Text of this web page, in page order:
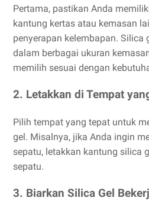
Pertama, pastikan Anda
kantung kertas atau kemasan
penyerapan kelembapan. Silica
dalam berbagai ukuran
memilih sesuai dengan
2. Letakkan di Tempat
Pilih tempat yang tepat untuk
gel. Misalnya, jika Anda ingin
sepatu, letakkan kantung silica
sepatu.
3. Biarkan Silica Gel